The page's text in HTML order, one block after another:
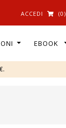
ACCEDI (0)
EBOOK